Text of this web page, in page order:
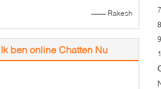
—— Rakesh
Ik ben online Chatten Nu